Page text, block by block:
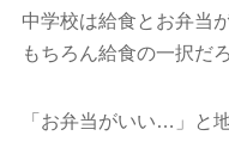
中学校は給食とお弁当
もちろん給食の一択だ
「お弁当がいい…」と